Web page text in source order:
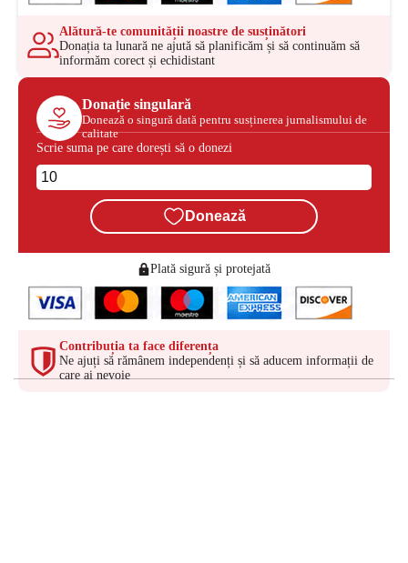
Alătură-te comunității noastre de susținători
Donația ta lunară ne ajută să planificăm și să continuăm să
informăm corect și echidistant
Donație singulară
Donează o singură dată pentru susținerea jurnalismului de
calitate
Scrie suma pe care dorești să o donezi
Donează
Plată sigură și protejată
Contribuția ta face diferența
Ne ajuți să rămânem independenți și să aducem informații de
care ai nevoie